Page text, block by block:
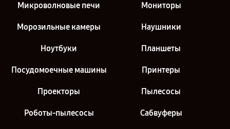
Микроволновые печи Мониторы
Морозильные камеры Наушники
Ноутбуки Планшеты
Посудомоечные машины Принтеры
Проекторы Пылесосы
Роботы-пылесосы Сабвуферы